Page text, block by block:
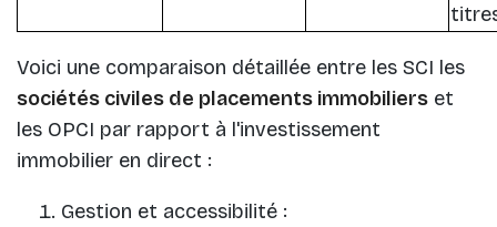
Voici une comparaison détaillée entre les SCI les
sociétés civiles de placements immobiliers et
les OPCI par rapport à l'investissement
immobilier en direct :
Gestion et accessibilité :